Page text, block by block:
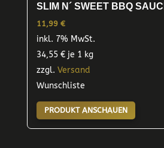
SLIM N´ SWEET BBQ
11,99 €
inkl. 7% MwSt.
34,55 €je 1 kg
zzgl. Versand
Wunschliste
PRODUKT ANSCHAUEN